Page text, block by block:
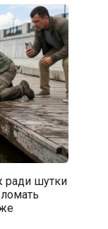
ради шутки